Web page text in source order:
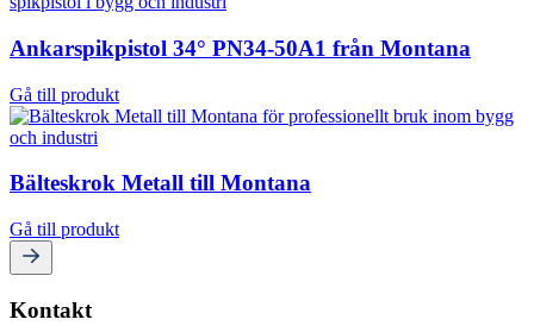
Ankarspikpistol 34° PN34-50A1 från Montana
Gå till produkt
Bälteskrok Metall till Montana
Gå till produkt
Kontakt